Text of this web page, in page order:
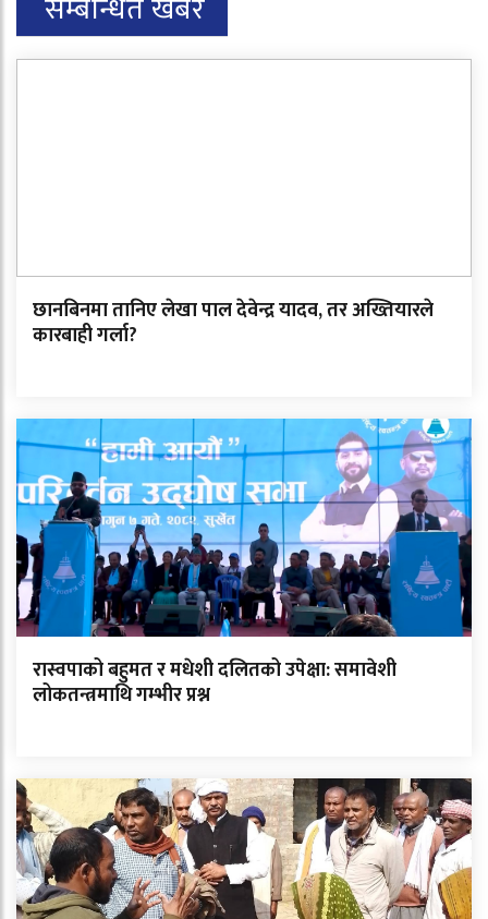
छानबिनमा तानिए लेखा पाल देवेन्द्र यादव, तर अख्तियारले
कारबाही गर्ला?
रास्वपाको बहुमत र मधेशी दलितको उपेक्षा: समावेशी
लोकतन्त्रमाथि गम्भीर प्रश्न